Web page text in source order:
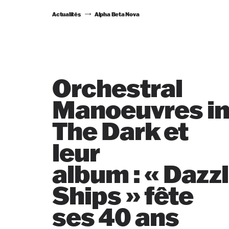
Actualités Alpha Beta Nova
Orchestral
Manoeuvres
The Dark et
leur
album : «
Ships » fête
ses 40 ans